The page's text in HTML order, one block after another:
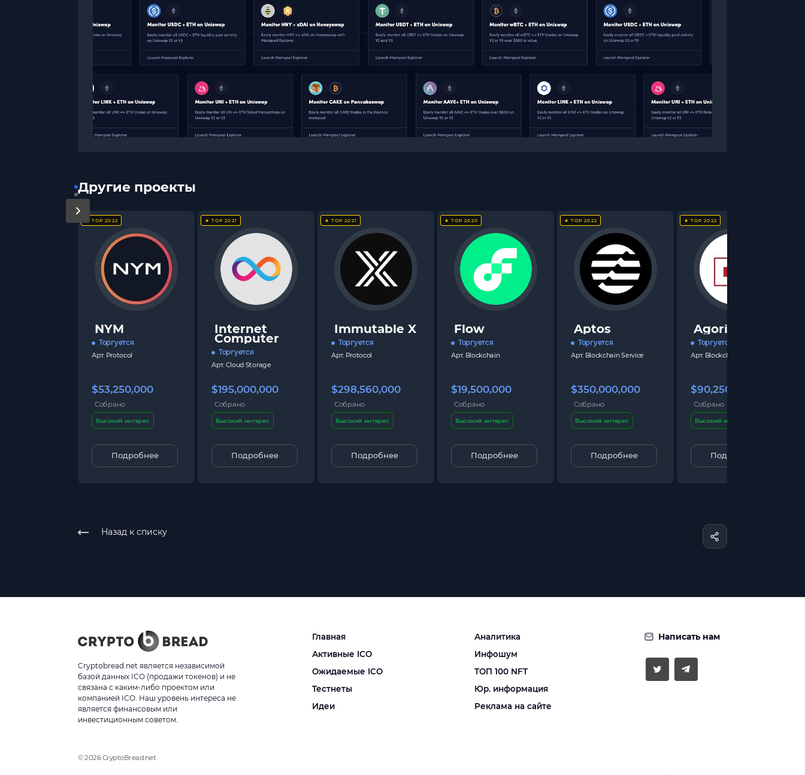
Другие проекты
★ TOP 2022
NYM
Торгуется
Арт. Protocol
$53,250,000
Собрано
Высокий интерес
Подробнее
★ TOP 2021
Internet
Computer
Торгуется
Арт. Cloud Storage
$195,000,000
Собрано
Высокий интерес
Подробнее
★ TOP 2021
Immutable X
Торгуется
Арт. Protocol
$298,560,000
Собрано
Высокий интерес
Подробнее
★ TOP 2020
Flow
Торгуется
Арт. Blockchain
$19,500,000
Собрано
Высокий интерес
Подробнее
★ TOP 2022
Aptos
Торгуется
Арт. Blockchain Service
$350,000,000
Собрано
Высокий интерес
Подробнее
★ TOP 2022
Agoric
Торгуется
Арт. Blockchain Service
$90,250,000
Собрано
Высокий интерес
Подробнее
Назад к списку
Cryptobread.net является независимой
базой данных ICO (продажи токенов) и не
связана с каким-либо проектом или
компанией ICO. Наш уровень интереса не
является финансовым или
инвестиционным советом.
Главная
Активные ICO
Ожидаемые ICO
Тестнеты
Идеи
Аналитика
Инфошум
ТОП 100 NFT
Юр. информация
Реклама на сайте
Написать нам
© 2026 CryptoBread.net